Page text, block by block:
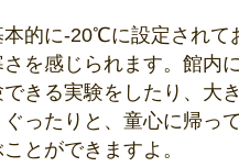
本的に-20℃に設定されて
さを感じられます。館内
できる実験をしたり、大
ったりと、童心に帰っ
とができますよ。